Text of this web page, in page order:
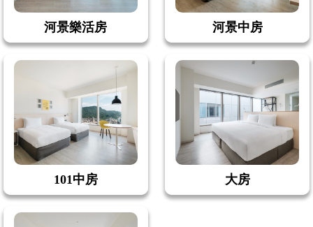
河景樂活房 河景中房
101中房 大房